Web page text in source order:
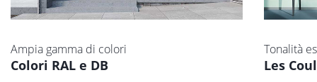
Ampia gamma di colori
Colori RAL e DB
Tonalità
Les